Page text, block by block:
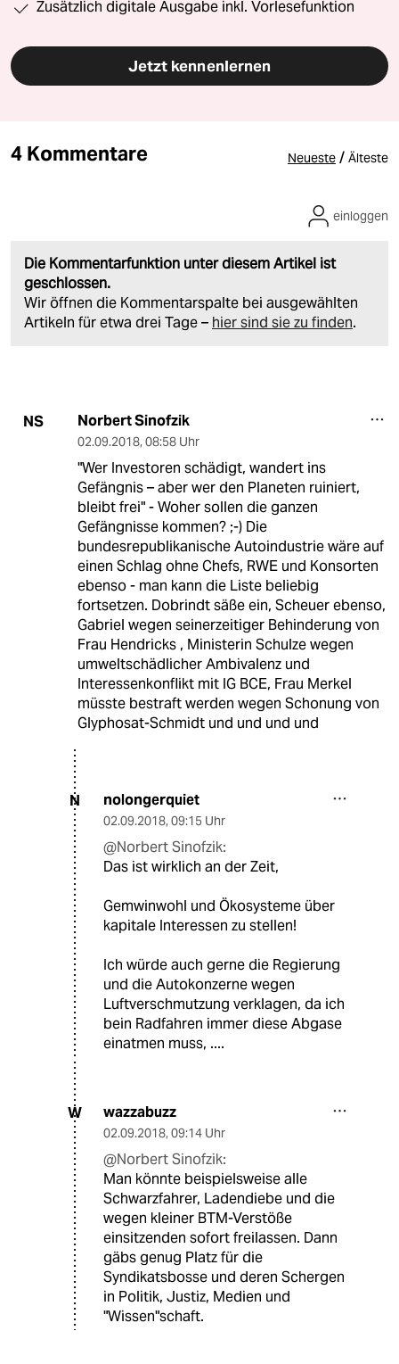
Zusätzlich digitale Ausgabe inkl. Vorlesefunktion
Jetzt kennenlernen
4 Kommentare Neueste / Älteste
Die Kommentarfunktion unter diesem Artikel ist
geschlossen.
Wir öffnen die Kommentarspalte bei ausgewählten
Artikeln für etwa drei Tage – hier sind sie zu finden.
einloggen
NS Norbert Sinofzik
02.09.2018, 08:58 Uhr
"Wer Investoren schädigt, wandert ins
Gefängnis – aber wer den Planeten ruiniert,
bleibt frei" - Woher sollen die ganzen
Gefängnisse kommen? ;-) Die
bundesrepublikanische Autoindustrie wäre auf
einen Schlag ohne Chefs, RWE und Konsorten
ebenso - man kann die Liste beliebig
fortsetzen. Dobrindt säße ein, Scheuer ebenso,
Gabriel wegen seinerzeitiger Behinderung von
Frau Hendricks , Ministerin Schulze wegen
umweltschädlicher Ambivalenz und
Interessenkonflikt mit IG BCE, Frau Merkel
müsste bestraft werden wegen Schonung von
Glyphosat-Schmidt und und und und
N nolongerquiet
02.09.2018, 09:15 Uhr
@Norbert Sinofzik:
Das ist wirklich an der Zeit,
Gemwinwohl und Ökosysteme über
kapitale Interessen zu stellen!
Ich würde auch gerne die Regierung
und die Autokonzerne wegen
Luftverschmutzung verklagen, da ich
bein Radfahren immer diese Abgase
einatmen muss, ....
W wazzabuzz
02.09.2018, 09:14 Uhr
@Norbert Sinofzik:
Man könnte beispielsweise alle
Schwarzfahrer, Ladendiebe und die
wegen kleiner BTM-Verstöße
einsitzenden sofort freilassen. Dann
gäbs genug Platz für die
Syndikatsbosse und deren Schergen
in Politik, Justiz, Medien und
"Wissen"schaft.